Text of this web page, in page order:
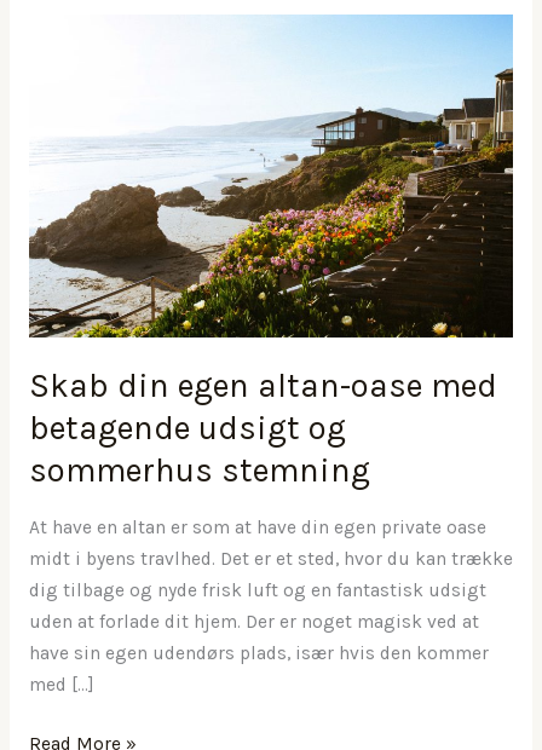
Skab din egen altan-oase med
betagende udsigt og
sommerhus stemning
At have en altan er som at have din egen private oase
midt i byens travlhed. Det er et sted, hvor du kan trække
dig tilbage og nyde frisk luft og en fantastisk udsigt
uden at forlade dit hjem. Der er noget magisk ved at
have sin egen udendørs plads, især hvis den kommer
med […]
Skab
Read More »